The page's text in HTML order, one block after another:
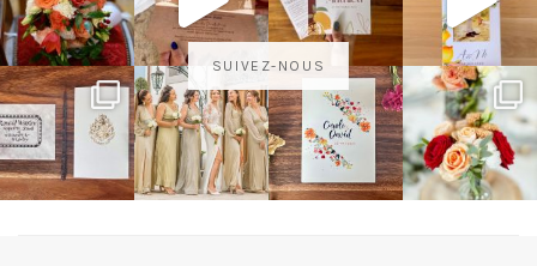
SUIVEZ-NOUS